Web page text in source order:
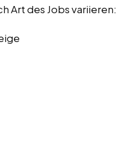
Art des Jobs variieren: